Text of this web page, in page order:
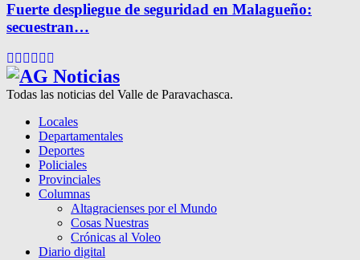
Fuerte despliegue de seguridad en Malagueño:
secuestran…
Facebook
Twitter
Instagram
Pinterest
Google
Todas las noticias del Valle de Paravachasca.
Locales
Departamentales
Deportes
Policiales
Provinciales
Columnas
Altagracienses por el Mundo
Cosas Nuestras
Crónicas al Voleo
Diario digital